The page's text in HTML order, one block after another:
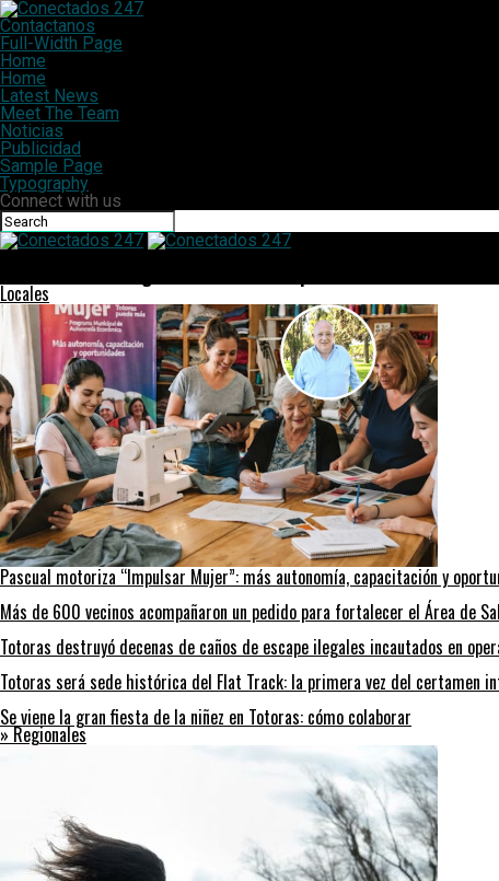
Contactanos
Full-Width Page
Home
Home
Latest News
Meet The Team
Noticias
Publicidad
Sample Page
Typography
Connect with us
Locales
Pascual motoriza “Impulsar Mujer”: más autonomía, capacitación y
Más de 600 vecinos acompañaron un pedido para fortalecer el Área de
Totoras destruyó decenas de caños de escape ilegales incautados en
Totoras será sede histórica del Flat Track: la primera vez del certamen
Se viene la gran fiesta de la niñez en Totoras: cómo colaborar
» Regionales